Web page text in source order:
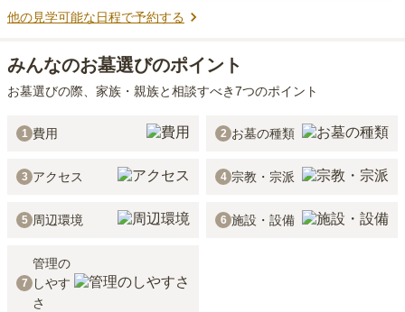
他の見学可能な日程で予約する
みんなのお墓選びのポイント
お墓選びの際、家族・親族と相談すべき7つのポイント
1 費用 2 お墓の種類
3 アクセス 4 宗教・宗派
5 周辺環境 6 施設・設備
7
管理の
しやす
さ